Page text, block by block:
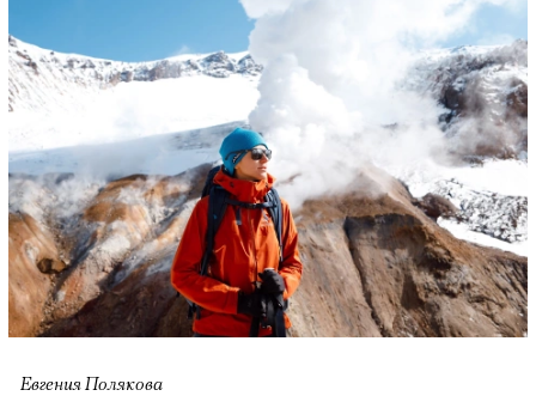
Евгения Полякова